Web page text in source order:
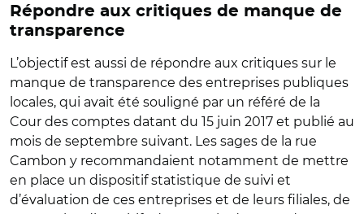
Répondre aux critiques de manque de
transparence
L’objectif est aussi de répondre aux critiques sur le
manque de transparence des entreprises publiques
locales, qui avait été souligné par un référé de la
Cour des comptes datant du 15 juin 2017 et publié au
mois de septembre suivant. Les sages de la rue
Cambon y recommandaient notamment de mettre
en place un dispositif statistique de suivi et
d’évaluation de ces entreprises et de leurs filiales, de